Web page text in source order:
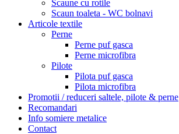
Scaune cu rotile
Scaun toaleta - WC bolnavi
Articole textile
Perne
Perne puf gasca
Perne microfibra
Pilote
Pilota puf gasca
Pilota microfibra
Promotii / reduceri saltele, pilote & perne
Recomandari
Info somiere metalice
Contact